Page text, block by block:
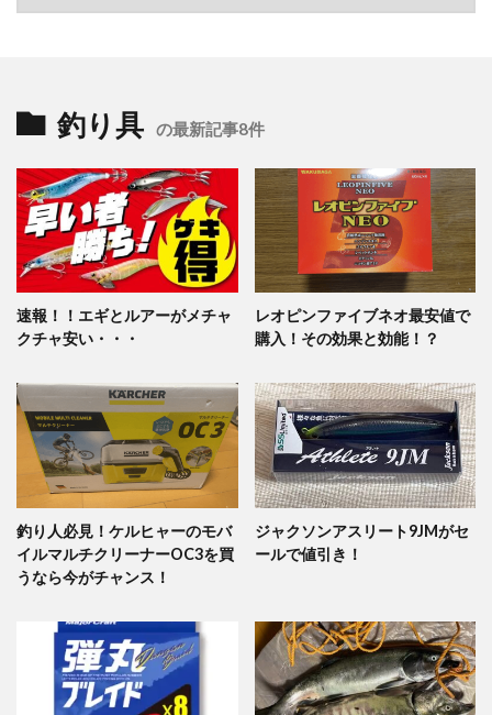
釣り具 の最新記事8件
速報！！エギとルアーがメチャ
クチャ安い・・・
レオピンファイブネオ最安値で
購入！その効果と効能！？
釣り人必見！ケルヒャーのモバ
イルマルチクリーナーOC3を買
うなら今がチャンス！
ジャクソンアスリート9JMがセ
ールで値引き！